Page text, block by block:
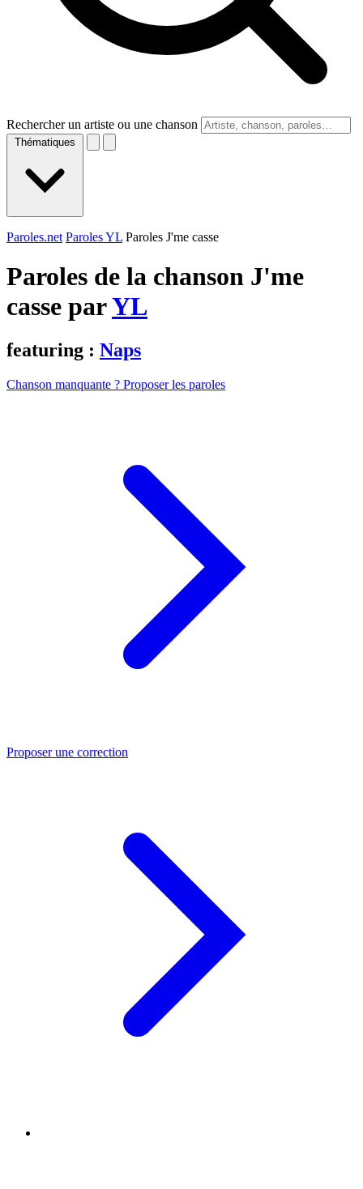
Rechercher un artiste ou une chanson
Thématiques
Paroles.net Paroles YL Paroles J'me casse
Paroles de la chanson J'me
casse parYL
featuring : Naps
Chanson manquante ? Proposer les paroles
Proposer une correction